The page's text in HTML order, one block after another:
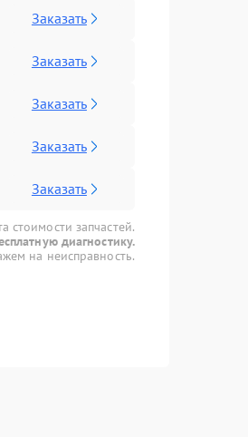
Заказать
Заказать
Заказать
Заказать
Заказать
стоимости запчастей.
диагностику.
на неисправность.